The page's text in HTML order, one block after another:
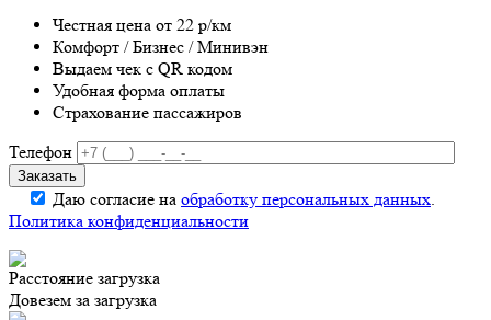
Честная цена от 22 р/км
Комфорт / Бизнес / Минивэн
Выдаем чек с QR кодом
Удобная форма оплаты
Страхование пассажиров
Телефон
Даю согласие на обработку персональных данных.
Политика конфиденциальности
Расстояние загрузка
Довезем за загрузка